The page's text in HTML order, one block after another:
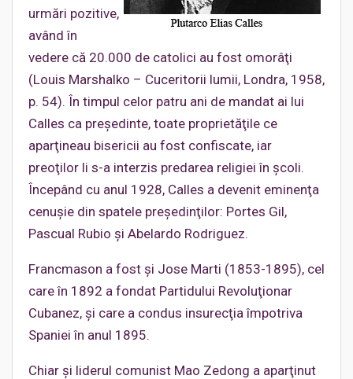
urmări pozitive,
având în
vedere că 20.000 de catolici au fost omorâţi
(Louis Marshalko – Cuceritorii lumii, Londra, 1958,
p. 54). În timpul celor patru ani de mandat ai lui
Calles ca preşedinte, toate proprietăţile ce
aparţineau bisericii au fost confiscate, iar
preoţilor li s-a interzis predarea religiei în şcoli.
Începând cu anul 1928, Calles a devenit eminenţa
cenuşie din spatele preşedinţilor: Portes Gil,
Pascual Rubio şi Abelardo Rodriguez.
Francmason a fost şi Jose Marti (1853-1895), cel
care în 1892 a fondat Partidului Revoluţionar
Cubanez, şi care a condus insurecţia împotriva
Spaniei în anul 1895.
Chiar şi liderul comunist Mao Zedong a aparţinut